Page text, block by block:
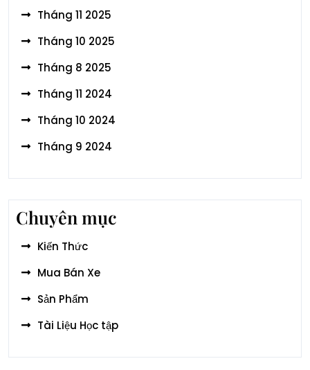
Tháng 11 2025
Tháng 10 2025
Tháng 8 2025
Tháng 11 2024
Tháng 10 2024
Tháng 9 2024
Chuyên mục
Kiến Thức
Mua Bán Xe
Sản Phẩm
Tài Liệu Học tập